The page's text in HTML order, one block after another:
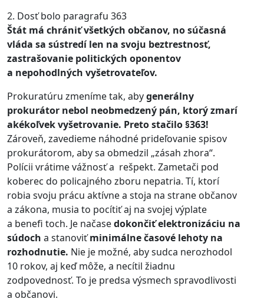
2. Dosť bolo paragrafu 363
Štát má chrániť všetkých občanov, no súčasná
vláda sa sústredí len na svoju beztrestnosť,
zastrašovanie politických oponentov
a nepohodlných vyšetrovateľov.
Prokuratúru zmeníme tak, abygenerálny
prokurátor nebol neobmedzený pán, ktorý zmarí
akékoľvek vyšetrovanie. Preto stačilo §363!
Zároveň, zavedieme náhodné prideľovanie spisov
prokurátorom, aby sa obmedzil „zásah zhora“.
Polícii vrátime vážnosť a rešpekt. Zametači pod
koberec do policajného zboru nepatria. Tí, ktorí
robia svoju prácu aktívne a stoja na strane občanov
a zákona, musia to pocítiť aj na svojej výplate
a benefi toch. Je načasedokončiť elektronizáciu na
súdoch a stanoviťminimálne časové lehoty na
rozhodnutie. Nie je možné, aby sudca nerozhodol
10 rokov, aj keď môže, a necítil žiadnu
zodpovednosť. To je predsa výsmech spravodlivosti
a občanovi.